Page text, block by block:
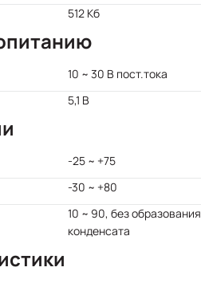
512 Кб
10 ~ 30 В пост.тока
5,1 В
-25 ~ +75
-30 ~ +80
10 ~ 90, без образования
конденсата